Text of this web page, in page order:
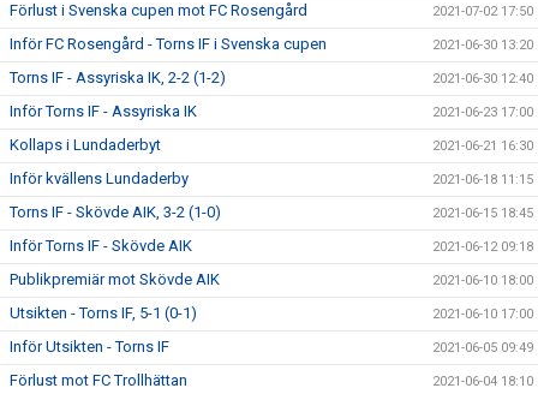
Förlust i Svenska cupen mot FC Rosengård 2021-07-02 17:50
Inför FC Rosengård - Torns IF i Svenska cupen 2021-06-30 13:20
Torns IF - Assyriska IK, 2-2 (1-2) 2021-06-30 12:40
Inför Torns IF - Assyriska IK 2021-06-23 17:00
Kollaps i Lundaderbyt 2021-06-21 16:30
Inför kvällens Lundaderby 2021-06-18 11:15
Torns IF - Skövde AIK, 3-2 (1-0) 2021-06-15 18:45
Inför Torns IF - Skövde AIK 2021-06-12 09:18
Publikpremiär mot Skövde AIK 2021-06-10 18:00
Utsikten - Torns IF, 5-1 (0-1) 2021-06-10 17:00
Inför Utsikten - Torns IF 2021-06-05 09:49
Förlust mot FC Trollhättan 2021-06-04 18:10